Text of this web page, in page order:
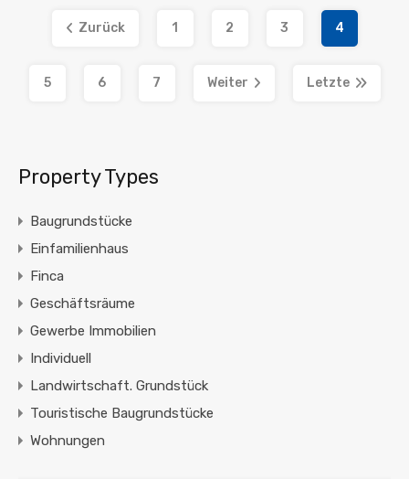
Zurück 1 2 3 4
5 6 7 Weiter Letzte
Property Types
Baugrundstücke
Einfamilienhaus
Finca
Geschäftsräume
Gewerbe Immobilien
Individuell
Landwirtschaft. Grundstück
Touristische Baugrundstücke
Wohnungen